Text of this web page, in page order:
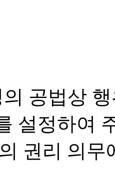
공법상
설정하여
권리 의